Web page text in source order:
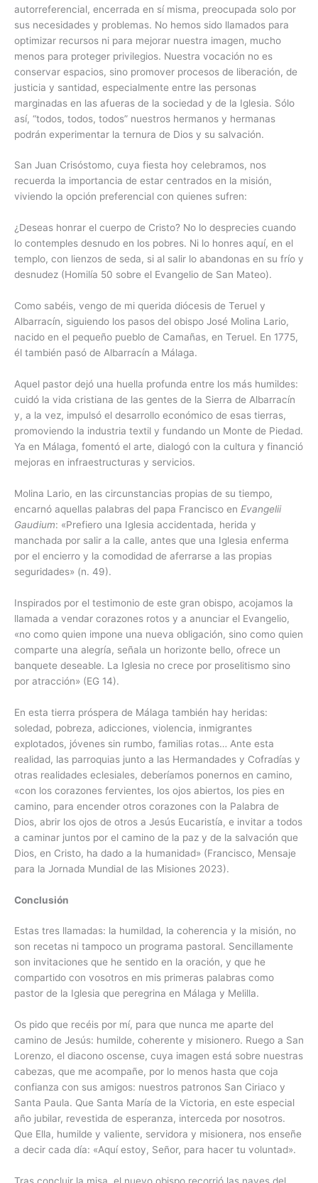
autorreferencial, encerrada en sí misma, preocupada solo por
sus necesidades y problemas. No hemos sido llamados para
optimizar recursos ni para mejorar nuestra imagen, mucho
menos para proteger privilegios. Nuestra vocación no es
conservar espacios, sino promover procesos de liberación, de
justicia y santidad, especialmente entre las personas
marginadas en las afueras de la sociedad y de la Iglesia. Sólo
así, “todos, todos, todos” nuestros hermanos y hermanas
podrán experimentar la ternura de Dios y su salvación.
San Juan Crisóstomo, cuya fiesta hoy celebramos, nos
recuerda la importancia de estar centrados en la misión,
viviendo la opción preferencial con quienes sufren:
¿Deseas honrar el cuerpo de Cristo? No lo desprecies cuando
lo contemples desnudo en los pobres. Ni lo honres aquí, en el
templo, con lienzos de seda, si al salir lo abandonas en su frío y
desnudez (Homilía 50 sobre el Evangelio de San Mateo).
Como sabéis, vengo de mi querida diócesis de Teruel y
Albarracín, siguiendo los pasos del obispo José Molina Lario,
nacido en el pequeño pueblo de Camañas, en Teruel. En 1775,
él también pasó de Albarracín a Málaga.
Aquel pastor dejó una huella profunda entre los más humildes:
cuidó la vida cristiana de las gentes de la Sierra de Albarracín
y, a la vez, impulsó el desarrollo económico de esas tierras,
promoviendo la industria textil y fundando un Monte de Piedad.
Ya en Málaga, fomentó el arte, dialogó con la cultura y financió
mejoras en infraestructuras y servicios.
Molina Lario, en las circunstancias propias de su tiempo,
encarnó aquellas palabras del papa Francisco en Evangelii
Gaudium: «Prefiero una Iglesia accidentada, herida y
manchada por salir a la calle, antes que una Iglesia enferma
por el encierro y la comodidad de aferrarse a las propias
seguridades» (n. 49).
Inspirados por el testimonio de este gran obispo, acojamos la
llamada a vendar corazones rotos y a anunciar el Evangelio,
«no como quien impone una nueva obligación, sino como quien
comparte una alegría, señala un horizonte bello, ofrece un
banquete deseable. La Iglesia no crece por proselitismo sino
por atracción» (EG 14).
En esta tierra próspera de Málaga también hay heridas:
soledad, pobreza, adicciones, violencia, inmigrantes
explotados, jóvenes sin rumbo, familias rotas… Ante esta
realidad, las parroquias junto a las Hermandades y Cofradías y
otras realidades eclesiales, deberíamos ponernos en camino,
«con los corazones fervientes, los ojos abiertos, los pies en
camino, para encender otros corazones con la Palabra de
Dios, abrir los ojos de otros a Jesús Eucaristía, e invitar a todos
a caminar juntos por el camino de la paz y de la salvación que
Dios, en Cristo, ha dado a la humanidad» (Francisco, Mensaje
para la Jornada Mundial de las Misiones 2023).
Conclusión
Estas tres llamadas: la humildad, la coherencia y la misión, no
son recetas ni tampoco un programa pastoral. Sencillamente
son invitaciones que he sentido en la oración, y que he
compartido con vosotros en mis primeras palabras como
pastor de la Iglesia que peregrina en Málaga y Melilla.
Os pido que recéis por mí, para que nunca me aparte del
camino de Jesús: humilde, coherente y misionero. Ruego a San
Lorenzo, el diacono oscense, cuya imagen está sobre nuestras
cabezas, que me acompañe, por lo menos hasta que coja
confianza con sus amigos: nuestros patronos San Ciriaco y
Santa Paula. Que Santa María de la Victoria, en este especial
año jubilar, revestida de esperanza, interceda por nosotros.
Que Ella, humilde y valiente, servidora y misionera, nos enseñe
a decir cada día: «Aquí estoy, Señor, para hacer tu voluntad».